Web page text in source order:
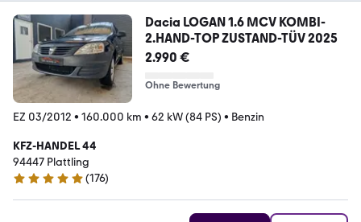
Dacia LOGAN 1.6 MCV KOMBI-
2.HAND-TOP ZUSTAND-TÜV 2025
2.990 €
Ohne Bewertung
EZ 03/2012 • 160.000 km • 62 kW (84 PS) • Benzin
KFZ-HANDEL 44
94447 Plattling
5 Sterne
(176)